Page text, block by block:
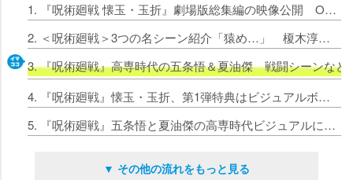
1. 『呪術廻戦 懐玉・玉折』劇場版総集編の映像公開 OP主題歌はアレンジ版「青のすみか（Acoustic ver.）」【コメントあり】
2. ＜呪術廻戦＞3つの名シーン紹介「猿め…」 榎木淳弥＆中村悠一＆櫻井孝宏＆永瀬アンナ収録振り返る
3. 『呪術廻戦』高専時代の五条悟＆夏油傑 戦闘シーンなど
4. 『呪術廻戦』懐玉・玉折、第1弾特典はビジュアルボード 芥見下々が描き下ろしの五条＆夏油
5. 『呪術廻戦』五条悟と夏油傑の高専時代ビジュアルに大反響「毎日絵が良すぎる」「新規カット期待」
▼ その他の流れをもっと見る